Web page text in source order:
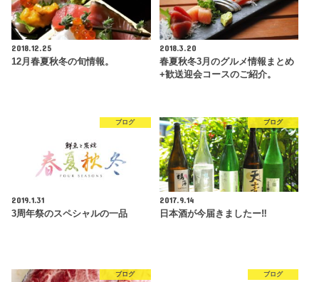
2018.12.25
12月春夏秋冬の旬情報。
2018.3.20
春夏秋冬3月のグルメ情報まとめ
+歓送迎会コースのご紹介。
ブログ
2019.1.31
3周年祭のスペシャルの一品
ブログ
2017.9.14
日本酒が今届きましたー‼︎
ブログ ブログ